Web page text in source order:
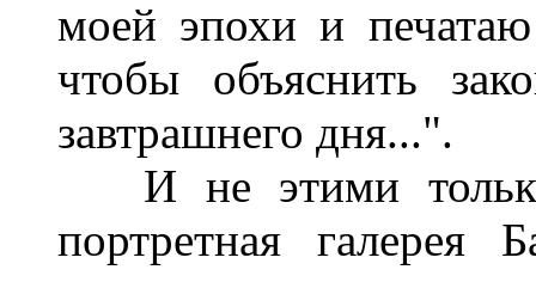
моей эпохи и
чтобы объяснить
завтрашнего дня...".
И не этими только
портретная галерея